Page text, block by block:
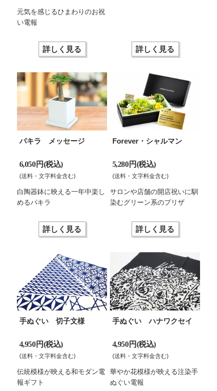
元気を感じるひまわりのお祝
い電報
詳しく見る 詳しく見る
パキラ メッセージ
6,050 円(税込)
(送料・文字料金含む)
白陶器鉢に映える一年中楽し
めるパキラ
詳しく見る
Forever・シャルマン
5,280 円(税込)
(送料・文字料金含む)
サロンや店舗の開店祝いに馴
染むグリーン系のプリザ
詳しく見る
手ぬぐい 切子文様
4,950 円(税込)
(送料・文字料金含む)
伝統模様が映える和モダン電
報ギフト
手ぬぐい ハナワクセイ
4,950 円(税込)
(送料・文字料金含む)
華やか花模様が映える注染手
ぬぐい電報